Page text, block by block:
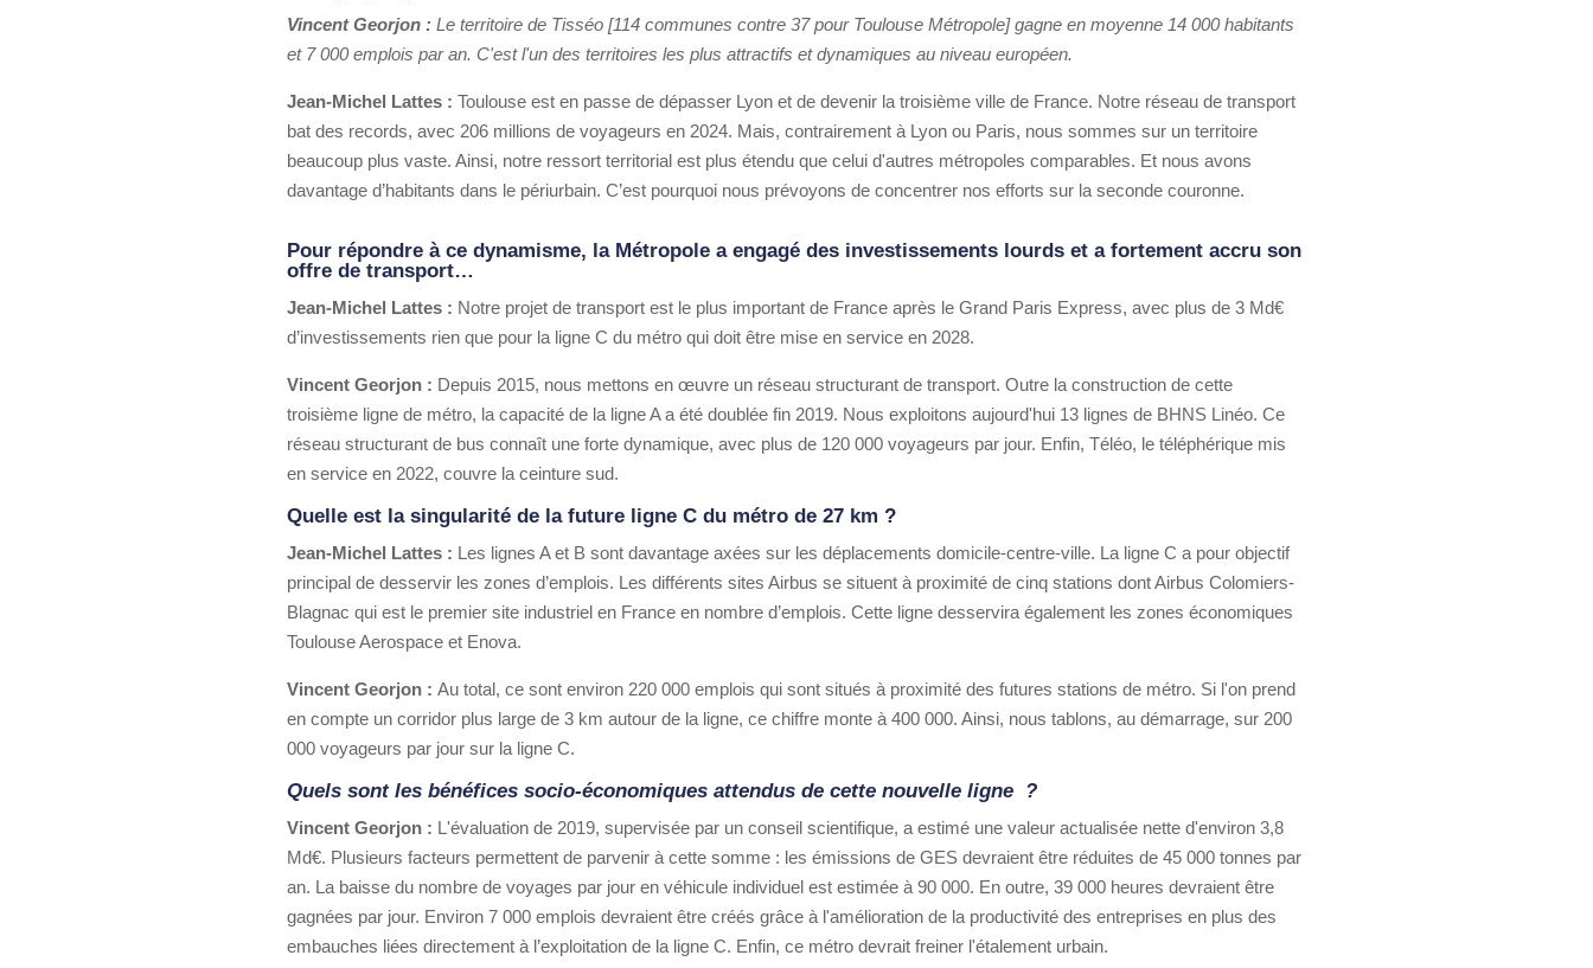
Vincent Georjon : Le territoire de Tisséo [114 communes contre 37 pour Toulouse Métropole] gagne en moyenne 14 000 habitants
et 7 000 emplois par an. C'est l'un des territoires les plus attractifs et dynamiques au niveau européen.
Jean-Michel Lattes : Toulouse est en passe de dépasser Lyon et de devenir la troisième ville de France. Notre réseau de transport
bat des records, avec 206 millions de voyageurs en 2024. Mais, contrairement à Lyon ou Paris, nous sommes sur un territoire
beaucoup plus vaste. Ainsi, notre ressort territorial est plus étendu que celui d'autres métropoles comparables. Et nous avons
davantage d’habitants dans le périurbain. C’est pourquoi nous prévoyons de concentrer nos efforts sur la seconde couronne.
Pour répondre à ce dynamisme, la Métropole a engagé des investissements lourds et a fortement accru son
offre de transport…
Jean-Michel Lattes : Notre projet de transport est le plus important de France après le Grand Paris Express, avec plus de 3 Md€
d’investissements rien que pour la ligne C du métro qui doit être mise en service en 2028.
Vincent Georjon : Depuis 2015, nous mettons en œuvre un réseau structurant de transport. Outre la construction de cette
troisième ligne de métro, la capacité de la ligne A a été doublée fin 2019. Nous exploitons aujourd'hui 13 lignes de BHNS Linéo. Ce
réseau structurant de bus connaît une forte dynamique, avec plus de 120 000 voyageurs par jour. Enfin, Téléo, le téléphérique mis
en service en 2022, couvre la ceinture sud.
Quelle est la singularité de la future ligne C du métro de 27 km ?
Jean-Michel Lattes : Les lignes A et B sont davantage axées sur les déplacements domicile-centre-ville. La ligne C a pour objectif
principal de desservir les zones d’emplois. Les différents sites Airbus se situent à proximité de cinq stations dont Airbus Colomiers-
Blagnac qui est le premier site industriel en France en nombre d’emplois. Cette ligne desservira également les zones économiques
Toulouse Aerospace et Enova.
Vincent Georjon : Au total, ce sont environ 220 000 emplois qui sont situés à proximité des futures stations de métro. Si l'on prend
en compte un corridor plus large de 3 km autour de la ligne, ce chiffre monte à 400 000. Ainsi, nous tablons, au démarrage, sur 200
000 voyageurs par jour sur la ligne C.
Quels sont les bénéfices socio-économiques attendus de cette nouvelle ligne ?
Vincent Georjon : L'évaluation de 2019, supervisée par un conseil scientifique, a estimé une valeur actualisée nette d'environ 3,8
Md€. Plusieurs facteurs permettent de parvenir à cette somme : les émissions de GES devraient être réduites de 45 000 tonnes par
an. La baisse du nombre de voyages par jour en véhicule individuel est estimée à 90 000. En outre, 39 000 heures devraient être
gagnées par jour. Environ 7 000 emplois devraient être créés grâce à l'amélioration de la productivité des entreprises en plus des
embauches liées directement à l’exploitation de la ligne C. Enfin, ce métro devrait freiner l'étalement urbain.